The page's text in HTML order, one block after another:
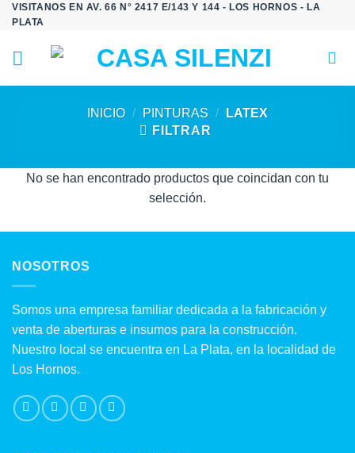
Saltar
contenido
VISITANOS EN AV. 66 N° 2417 E/143 Y 144 - LOS HORNOS - LA
PLATA
INICIO / PINTURAS /
LATEX
FILTRAR
No se han encontrado productos que coincidan con tu
selección.
NOSOTROS
Somos una empresa familiar dedicada a la fabricación y
venta de aberturas e insumos para la construcción.
Nuestro local se encuentra en La Plata, en la localidad de
Los Hornos.